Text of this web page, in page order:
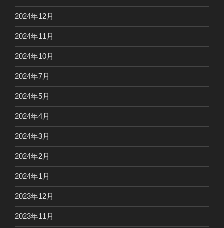
2024年12月
2024年11月
2024年10月
2024年7月
2024年5月
2024年4月
2024年3月
2024年2月
2024年1月
2023年12月
2023年11月